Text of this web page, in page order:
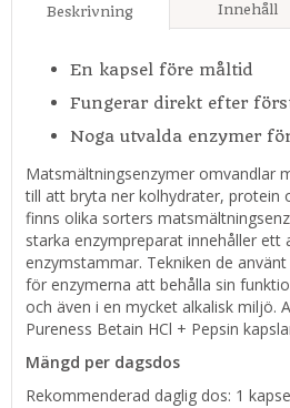
Beskrivning Innehåll
En kapsel före måltid
Fungerar direkt efter
Noga utvalda enzymer
Matsmältningsenzymer omvandlar
till att bryta ner kolhydrater, protein
finns olika sorters
starka enzympreparat innehåller ett
enzymstammar. Tekniken de
för enzymerna att behålla sin
och även i en mycket alkalisk miljö.
Pureness Betain HCl + Pepsin
Mängd per dagsdos
Rekommenderad daglig dos: 1